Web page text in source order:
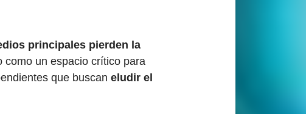
principales pierden la
como un espacio crítico para
que buscan eludir el